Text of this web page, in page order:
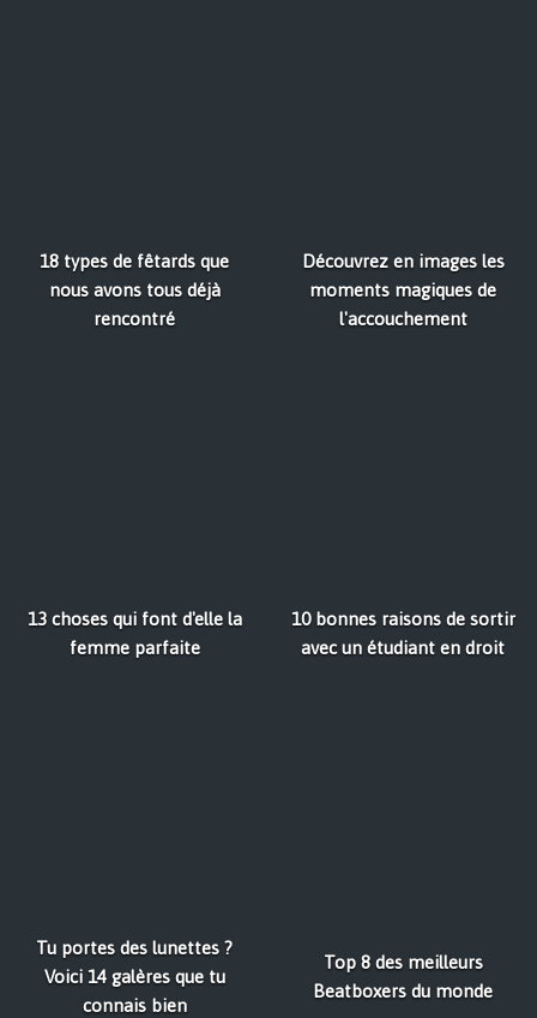
18 types de fêtards que
nous avons tous déjà
rencontré
Découvrez en images les
moments magiques de
l'accouchement
13 choses qui font d'elle la
femme parfaite
10 bonnes raisons de sortir
avec un étudiant en droit
Tu portes des lunettes ?
Voici 14 galères que tu
connais bien
Top 8 des meilleurs
Beatboxers du monde